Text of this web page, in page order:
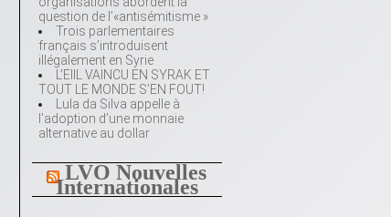
question de l’«antisémitisme »
Trois parlementaires
français s’introduisent
illégalement en Syrie
L’EIIL VAINCU EN SYRAK ET
TOUT LE MONDE S’EN FOUT!
Lula da Silva appelle à
l’adoption d’une monnaie
alternative au dollar
LVO Nouvelles
Internationales